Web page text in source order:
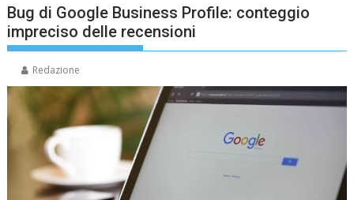
Bug di Google Business Profile: conteggio
impreciso delle recensioni
Redazione